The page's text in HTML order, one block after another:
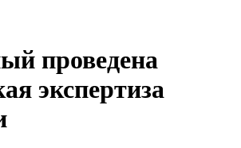
проведена
экспертиза